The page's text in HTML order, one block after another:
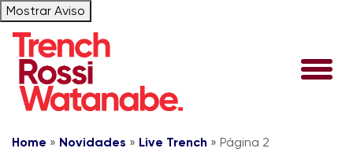
Mostrar Aviso
Home » Novidades » Live Trench » Página 2